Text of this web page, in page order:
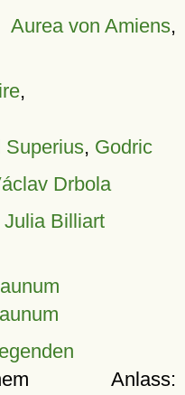
Aurea von Amiens,
,
Superius, Godric
Drbola
Billiart
Anlass: